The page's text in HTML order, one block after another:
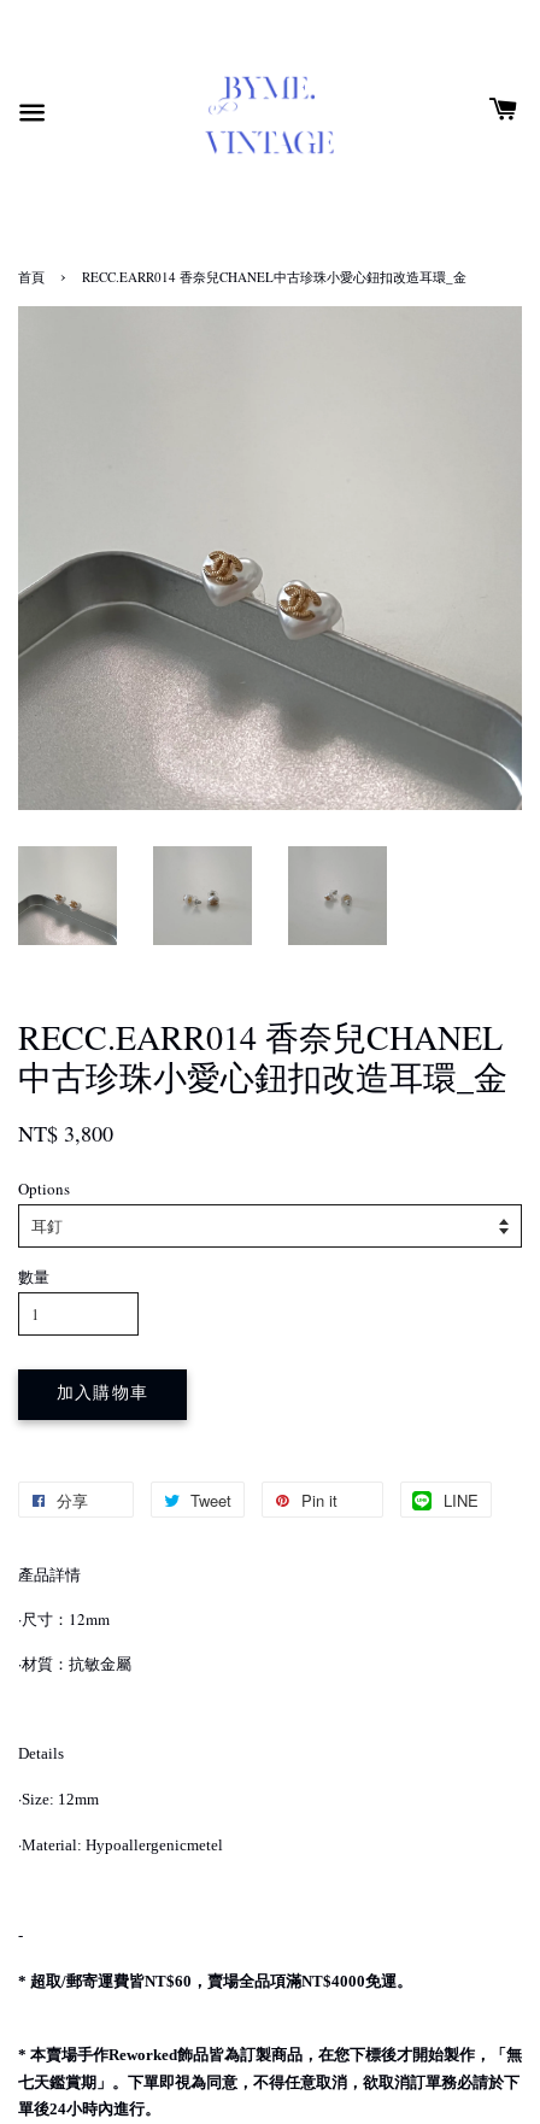
首頁 › RECC.EARR014 香奈兒CHANEL中古珍珠小愛心鈕扣改造耳環_金
RECC.EARR014 香奈兒CHANEL
中古珍珠小愛心鈕扣改造耳環_金
NT$ 3,800
Options
數量
加入購物車
分享 Tweet Pin it LINE
產品詳情
·尺寸：12mm
·材質：抗敏金屬
Details
·Size: 12mm
·Material: Hypoallergenicmetel
-
* 超取/郵寄運費皆NT$60 ，賣場全品項滿NT$4000免運。
* 本賣場手作Reworked飾品皆為訂製商品，在您下標後才開始製作，「無
七天鑑賞期」。下單即視為同意，不得任意取消，欲取消訂單務必請於下
單後24小時內進行。